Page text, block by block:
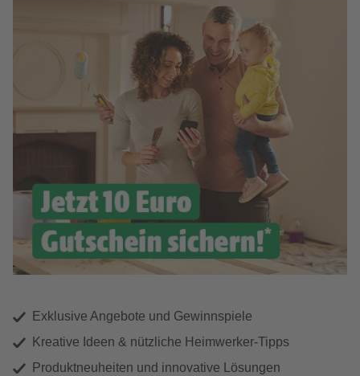
Exklusive Angebote und Gewinnspiele
Kreative Ideen & nützliche Heimwerker-Tipps
Produktneuheiten und innovative Lösungen